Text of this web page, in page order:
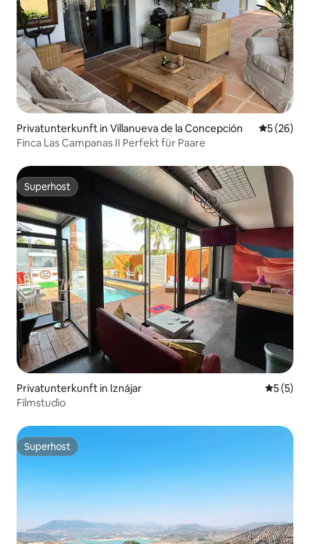
Privatunterkunft in Villanueva de la Concepción
5 (26)
Finca Las Campanas II Perfekt für Paare
Superhost
Superhost
Privatunterkunft in Iznájar
5 (5)
Filmstudio
Superhost
Superhost